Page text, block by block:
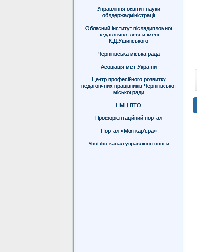
Управління освіти і науки
облдержадміністрації
Обласний інститут післядипломної
педагогічної освіти імені
К.Д.Ушинського
Чернігівська міська рада
Асоціація міст України
Центр професійного розвитку
педагогічних працівників Чернігівської
міської ради
НМЦ ПТО
Профорієнтаційний портал
Портал «Моя кар’єра»
Youtube-канал управління освіти